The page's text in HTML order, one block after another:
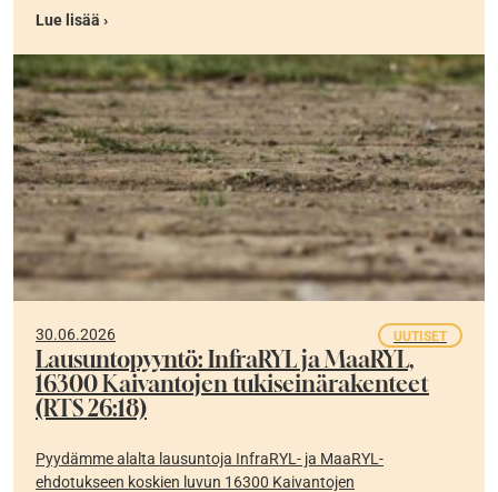
Lue lisää ›
30.06.2026 UUTISET
Lausuntopyyntö: InfraRYL ja MaaRYL,
16300 Kaivantojen tukiseinärakenteet
(RTS 26:18)
Pyydämme alalta lausuntoja InfraRYL- ja MaaRYL-
ehdotukseen koskien luvun 16300 Kaivantojen